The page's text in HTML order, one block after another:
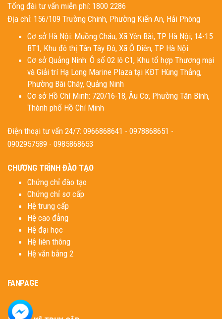
Tổng đài tư vấn miễn phí: 1800 2286
Địa chỉ: 156/109 Trường Chinh, Phường Kiến An, Hải Phòng
Cơ sở Hà Nội: Muồng Cháu, Xã Yên Bài, TP Hà Nội; 14-15
BT1, Khu đô thị Tân Tây Đô, Xã Ô Diên, TP Hà Nội
Cơ sở Quảng Ninh: Ô số 02 lô C1, Khu tổ hợp Thương mại
và Giải trí Hạ Long Marine Plaza tại KĐT Hùng Thắng,
Phường Bãi Cháy, Quảng Ninh
Cơ sở Hồ Chí Minh: 720/16-18, Âu Cơ, Phường Tân Bình,
Thành phố Hồ Chí Minh
Điện thoại tư vấn 24/7: 0966868641 - 0978868651 -
0902957589 - 0985868653
CHƯƠNG TRÌNH ĐÀO TẠO
Chứng chỉ đào tạo
Chứng chỉ sơ cấp
Hệ trung cấp
Hệ cao đẳng
Hệ đại học
Hệ liên thông
Hệ văn bằng 2
FANPAGE